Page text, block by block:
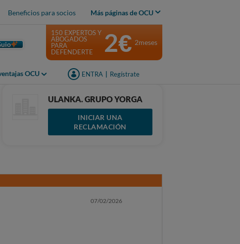
Beneficios para socios Más páginas de OCU
OCU ENTRA Regístrate
150 EXPERTOS Y
ABOGADOS
PARA
DEFENDERTE
2€ 2meses
ULANKA. GRUPO YORGA
INICIAR UNA
RECLAMACIÓN
07/02/2026